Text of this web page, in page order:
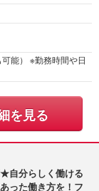
能） ※勤務時間や日
を見る
自分らしく働ける
った働き方を！フ